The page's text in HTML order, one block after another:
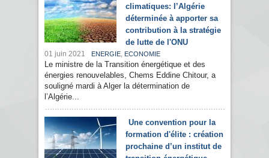
climatiques: l’Algérie
déterminée à apporter sa
contribution à la stratégie
de lutte de l'ONU
01 juin 2021 ENERGIE, ECONOMIE
Le ministre de la Transition énergétique et des
énergies renouvelables, Chems Eddine Chitour, a
souligné mardi à Alger la détermination de
l’Algérie...
Une convention pour la
formation d'élite : création
prochaine d’un institut de